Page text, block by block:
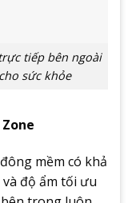
tiếp bên ngoài
sức khỏe
mềm có khả
độ ẩm tối ưu